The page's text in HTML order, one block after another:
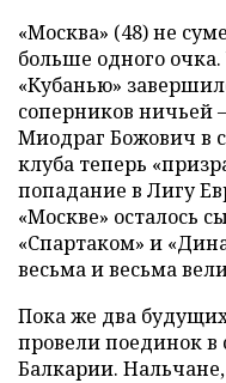
«Москва» (48) не
больше одного
«Кубанью»
соперников ничьей
Миодраг Божович в
клуба теперь
попадание в Лигу
«Москве» осталось
«Спартаком» и
весьма и весьма
Пока же два
провели поединок в
Балкарии.